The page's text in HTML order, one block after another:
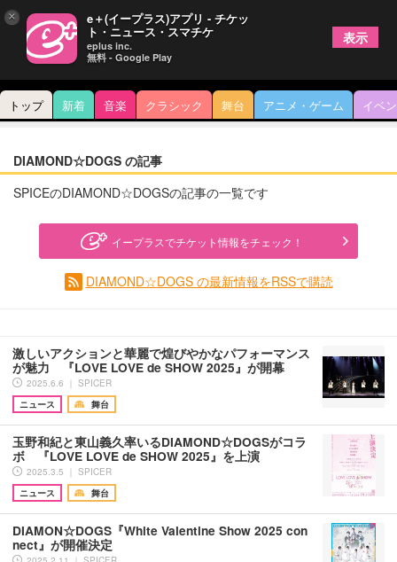
トップ 新着 音楽 クラシック 舞台 アニメ・ゲーム イベ
DIAMOND☆DOGS の記事
SPICEのDIAMOND☆DOGSの記事の一覧です
イープラスでチケット情報をチェック！
DIAMOND☆DOGS の最新情報をRSSで購読
激しいアクションと華麗で煌びやかなパフォーマンス
が魅力 『LOVE LOVE de SHOW 2025』が開幕
2025.6.6 ｜ SPICER
ニュース
舞台
玉野和紀と東山義久率いるDIAMOND☆DOGSがコラ
ボ 『LOVE LOVE de SHOW 2025』を上演
2025.3.5 ｜ SPICER
ニュース
舞台
DIAMON☆DOGS『White Valentine Show 2025 con
nect』が開催決定
× e＋(イープラス)アプリ - チケッ
ト・ニュース・スマチケ
eplus inc.
無料 - Google Play
表示